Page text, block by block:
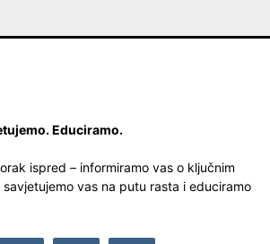
Educiramo.
ispred – informiramo vas o ključnim
vas na putu rasta i educiramo